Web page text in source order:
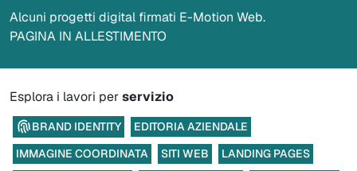
Alcuni progetti digital firmati E-Motion Web.
PAGINA IN ALLESTIMENTO
Esplora i lavori perservizio
BRAND IDENTITY
EDITORIA AZIENDALE
IMMAGINE COORDINATA
SITI WEB
LANDING PAGES